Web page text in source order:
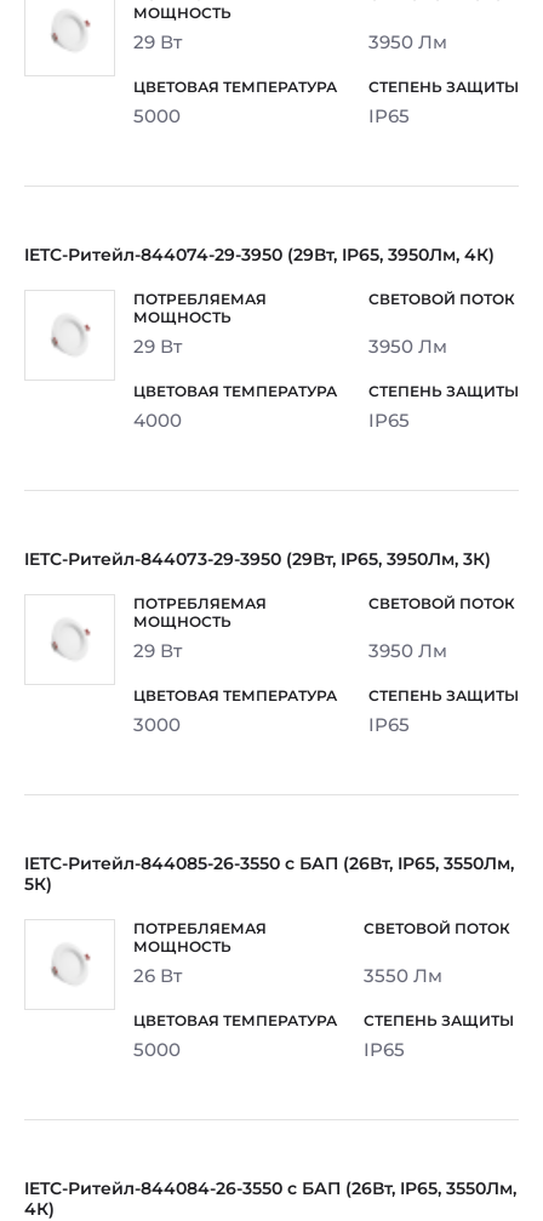
29 Вт 3950 Лм
5000 IP65
IETC-Ритейл-844074-29-3950 (29Вт, IP65, 3950Лм, 4К)
29 Вт 3950 Лм
4000 IP65
IETC-Ритейл-844073-29-3950 (29Вт, IP65, 3950Лм, 3К)
29 Вт 3950 Лм
3000 IP65
IETC-Ритейл-844085-26-3550 с БАП (26Вт, IP65, 3550Лм,
5К)
26 Вт 3550 Лм
5000 IP65
IETC-Ритейл-844084-26-3550 с БАП (26Вт, IP65, 3550Лм,
4К)